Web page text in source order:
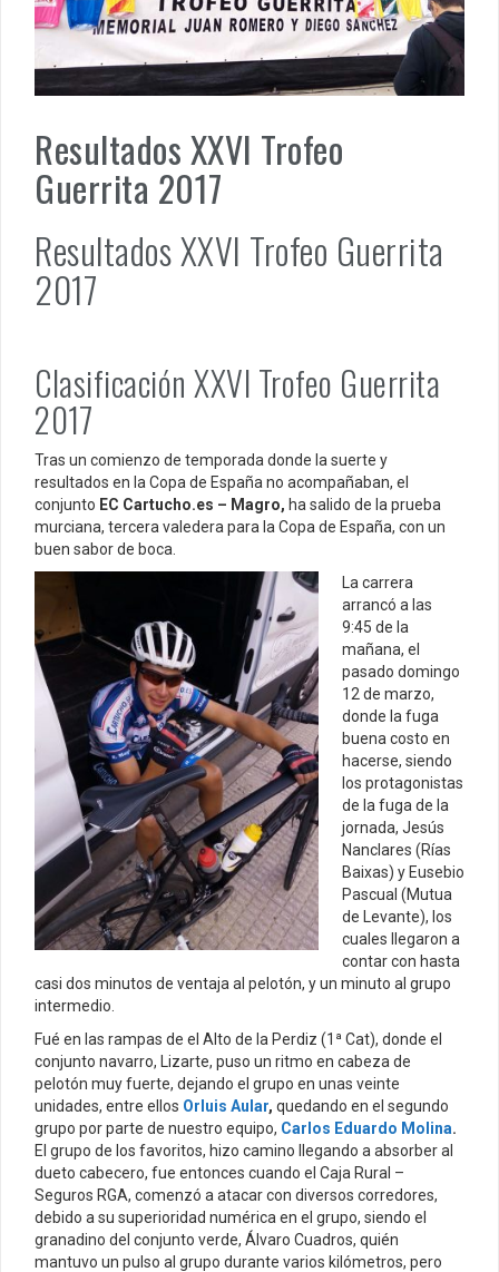
Resultados XXVI Trofeo
Guerrita 2017
Resultados XXVI Trofeo Guerrita
2017
Clasificación XXVI Trofeo Guerrita
2017
Tras un comienzo de temporada donde la suerte y
resultados en la Copa de España no acompañaban, el
conjunto EC Cartucho.es – Magro, ha salido de la prueba
murciana, tercera valedera para la Copa de España, con un
buen sabor de boca.
La carrera
arrancó a las
9:45 de la
mañana, el
pasado domingo
12 de marzo,
donde la fuga
buena costo en
hacerse, siendo
los protagonistas
de la fuga de la
jornada, Jesús
Nanclares (Rías
Baixas) y Eusebio
Pascual (Mutua
de Levante), los
cuales llegaron a
contar con hasta
casi dos minutos de ventaja al pelotón, y un minuto al grupo
intermedio.
Fué en las rampas de el Alto de la Perdiz (1ª Cat), donde el
conjunto navarro, Lizarte, puso un ritmo en cabeza de
pelotón muy fuerte, dejando el grupo en unas veinte
unidades, entre ellos Orluis Aular, quedando en el segundo
grupo por parte de nuestro equipo, Carlos Eduardo Molina.
El grupo de los favoritos, hizo camino llegando a absorber al
dueto cabecero, fue entonces cuando el Caja Rural –
Seguros RGA, comenzó a atacar con diversos corredores,
debido a su superioridad numérica en el grupo, siendo el
granadino del conjunto verde, Álvaro Cuadros, quién
mantuvo un pulso al grupo durante varios kilómetros, pero